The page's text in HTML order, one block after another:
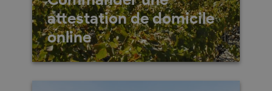
attestation de domicile
online
Attestation de domicile :